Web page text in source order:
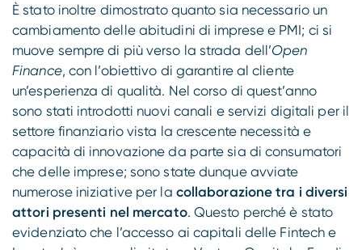
È stato inoltre dimostrato quanto sia necessario un
cambiamento delle abitudini di imprese e PMI; ci si
muove sempre di più verso la strada dell’Open
Finance, con l’obiettivo di garantire al cliente
un’esperienza di qualità. Nel corso di quest’anno
sono stati introdotti nuovi canali e servizi digitali per il
settore finanziario vista la crescente necessità e
capacità di innovazione da parte sia di consumatori
che delle imprese; sono state dunque avviate
numerose iniziative per la collaborazione tra i diversi
attori presenti nel mercato. Questo perché è stato
evidenziato che l’accesso ai capitali delle Fintech e